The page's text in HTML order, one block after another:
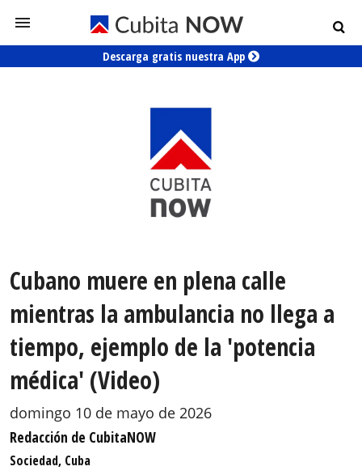
Descarga gratis nuestra App
Cubano muere en plena calle
mientras la ambulancia no llega a
tiempo, ejemplo de la 'potencia
médica' (Video)
domingo 10 de mayo de 2026
Redacción de CubitaNOW
Sociedad, Cuba